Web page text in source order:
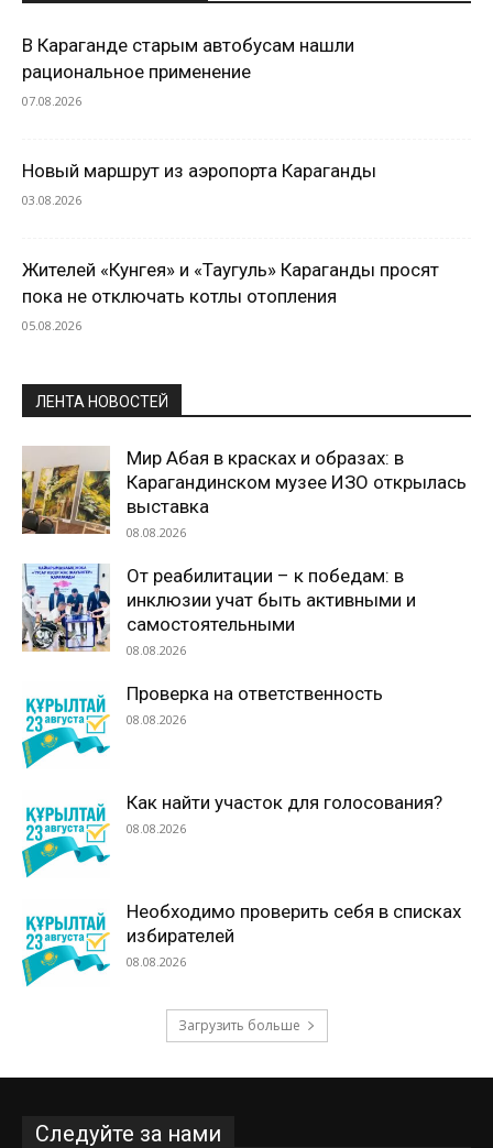
В Караганде старым автобусам нашли
рациональное применение
07.08.2026
Новый маршрут из аэропорта Караганды
03.08.2026
Жителей «Кунгея» и «Таугуль» Караганды просят
пока не отключать котлы отопления
05.08.2026
ЛЕНТА НОВОСТЕЙ
Мир Абая в красках и образах: в
Карагандинском музее ИЗО открылась
выставка
08.08.2026
От реабилитации – к победам: в
инклюзии учат быть активными и
самостоятельными
08.08.2026
Проверка на ответственность
08.08.2026
Как найти участок для голосования?
08.08.2026
Необходимо проверить себя в списках
избирателей
08.08.2026
Загрузить больше
Следуйте за нами